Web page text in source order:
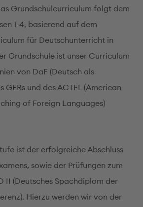
Grundschulcurriculum folgt dem
1-4, basierend auf dem
für Deutschunterricht in
Grundschule ist unser Curriculum
von DaF (Deutsch als
GERs und des ACTFL (American
of Foreign Languages)
ist der erfolgreiche Abschluss
sowie der Prüfungen zum
II (Deutsches Spachdiplom der
Hierzu werden wir von der